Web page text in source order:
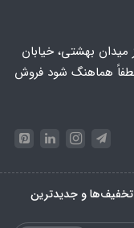
میدان بهشتی، خیابان
هماهنگ شود فروش
تخفیف‌ها و جدیدترین‌